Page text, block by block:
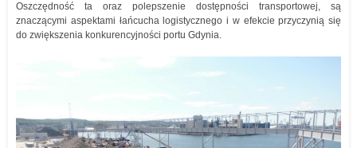
Oszczędność ta oraz polepszenie dostępności transportowej, są
znaczącymi aspektami łańcucha logistycznego i w efekcie przyczynią się
do zwiększenia konkurencyjności portu Gdynia.